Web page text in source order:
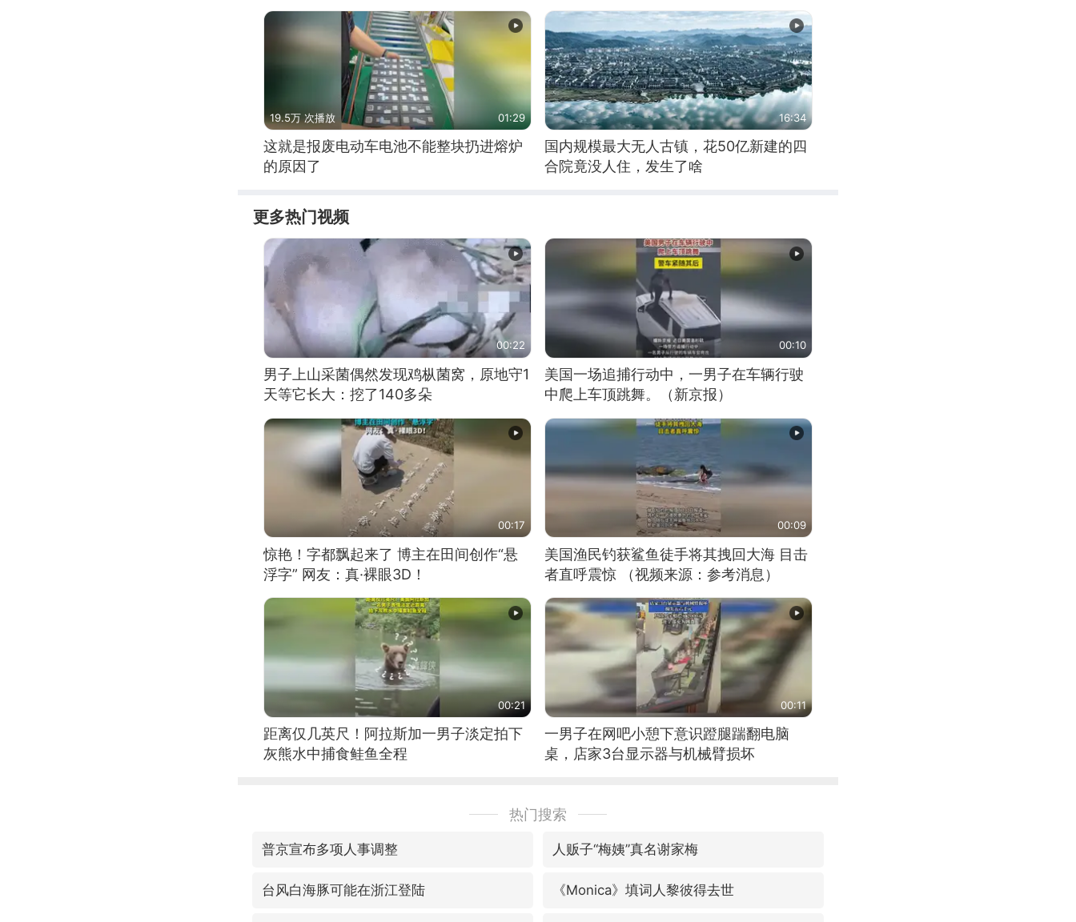
19.5万 次播放 01:29
这就是报废电动车电池不能整块扔进熔炉
的原因了
16:34
国内规模最大无人古镇，花50亿新建的四
合院竟没人住，发生了啥
更多热门视频
00:22
男子上山采菌偶然发现鸡枞菌窝，原地守1
天等它长大：挖了140多朵
00:10
美国一场追捕行动中，一男子在车辆行驶
中爬上车顶跳舞。（新京报）
00:17
惊艳！字都飘起来了 博主在田间创作“悬
浮字” 网友：真·裸眼3D！
00:09
美国渔民钓获鲨鱼徒手将其拽回大海 目击
者直呼震惊 （视频来源：参考消息）
00:21
距离仅几英尺！阿拉斯加一男子淡定拍下
灰熊水中捕食鲑鱼全程
00:11
一男子在网吧小憩下意识蹬腿踹翻电脑
桌，店家3台显示器与机械臂损坏
热门搜索
普京宣布多项人事调整 人贩子“梅姨”真名谢家梅
台风白海豚可能在浙江登陆 《Monica》填词人黎彼得去世